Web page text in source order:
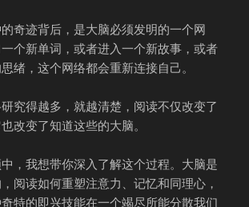
奇迹背后，是大脑必须发明的一个网
个新单词，或者进入一个新故事，或者
绪，这个网络都会重新连接自己。
究得越多，就越清楚，阅读不仅改变了
改变了知道这些的大脑。
，我想带你深入了解这个过程。大脑是
阅读如何重塑注意力、记忆和同理心，
特的即兴技能在一个竭尽所能分散我们